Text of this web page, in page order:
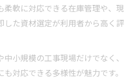
柔軟に対応できる在庫管理や、現
した資材選定が利用者から高く評
小規模の工事現場だけでなく、
対応できる多様性が魅力です。